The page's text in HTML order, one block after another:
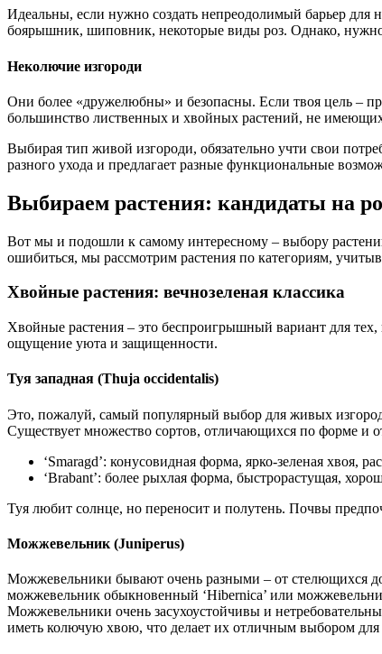
Идеальны, если нужно создать непреодолимый барьер
боярышник, шиповник, некоторые виды роз. Однако,
Неколючие изгороди
Они более «дружелюбны» и безопасны. Если твоя цель –
большинство лиственных и хвойных растений, не
Выбирая тип живой изгороди, обязательно учти свои
разного ухода и предлагает разные функциональные
Выбираем растения: кандидаты на
Вот мы и подошли к самому интересному – выбору
ошибиться, мы рассмотрим растения по категориям,
Хвойные растения: вечнозеленая классика
Хвойные растения – это беспроигрышный вариант для тех,
ощущение уюта и защищенности.
Туя западная (Thuja occidentalis)
Это, пожалуй, самый популярный выбор для живых
Существует множество сортов, отличающихся по форме и
‘Smaragd’: конусовидная форма, ярко-зеленая хвоя,
‘Brabant’: более рыхлая форма, быстрорастущая,
Туя любит солнце, но переносит и полутень. Почвы
Можжевельник (Juniperus)
Можжевельники бывают очень разными – от стелющихся
можжевельник обыкновенный ‘Hibernica’ или
Можжевельники очень засухоустойчивы и
иметь колючую хвою, что делает их отличным выбором для